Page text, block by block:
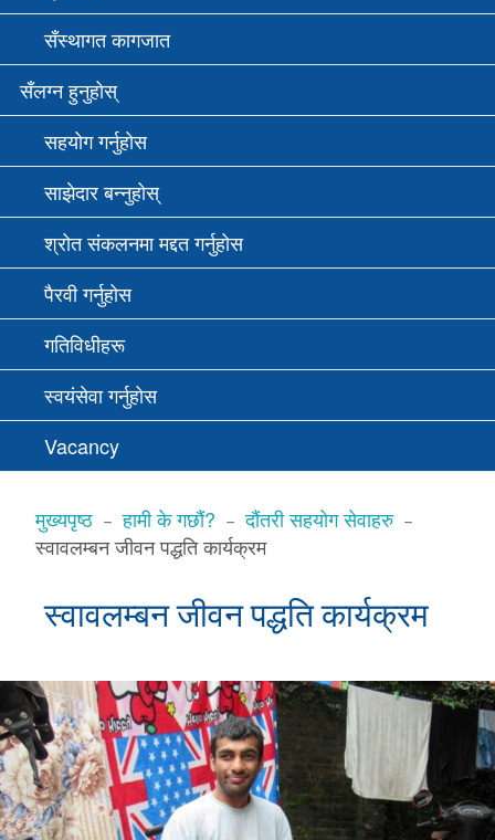
सँस्थागत कागजात
सँलग्न हुनुहोस्
सहयोग गर्नुहोस
साझेदार बन्नुहोस्
श्रोत संकलनमा मद्दत गर्नुहोस
पैरवी गर्नुहोस
गतिविधीहरू
स्वयंसेवा गर्नुहोस
Vacancy
मुख्यपृष्ठ हामी के गछौं?
दौंतरी सहयोग सेवाहरु
स्वावलम्बन जीवन पद्धति कार्यक्रम
स्वावलम्बन जीवन पद्धति कार्यक्रम